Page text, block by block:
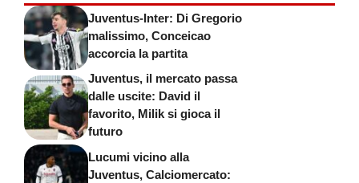
Juventus-Inter: Di Gregorio
malissimo, Conceicao
accorcia la partita
Juventus, il mercato passa
dalle uscite: David il
favorito, Milik si gioca il
futuro
Lucumi vicino alla
Juventus, Calciomercato: